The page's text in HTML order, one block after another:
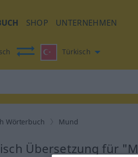
SHOP UNTERNEHMEN
Türkisch
Wörterbuch Mund
Übersetzung für